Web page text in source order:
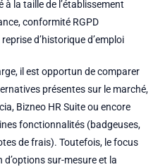
la taille de l’établissement
conformité RGPD
d’historique d’emploi
il est opportun de comparer
présentes sur le marché,
Bizneo HR Suite ou encore
fonctionnalités (badgeuses,
de frais). Toutefois, le focus
sur-mesure et la